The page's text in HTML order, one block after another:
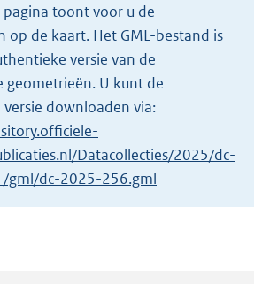
t
e
2
K
b
pagina toont voor u de
op de kaart. Het GML-bestand is
versie van de
geometrieën. U kunt de
downloaden via:
Datacollecties/2025/dc-
gml/dc-2025-256.gml